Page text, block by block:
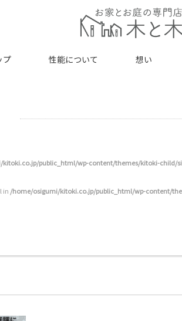
プ 性能について 想い
public_html/wp-content/themes/kitoki-child/
in /home/osigumi/kitoki.co.jp/public_html/wp-content/